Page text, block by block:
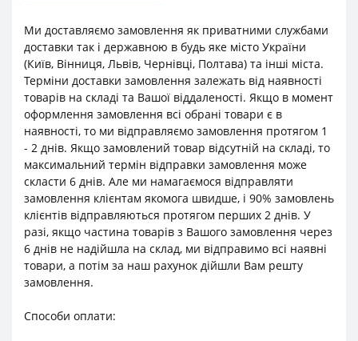
Ми доставляємо замовлення як приватними службами
доставки так і державною в будь яке місто України
(Київ, Вінниця, Львів, Чернівці, Полтава) та інші міста.
Терміни доставки замовлення залежать від наявності
товарів на складі та Вашої віддаленості. Якщо в момент
оформлення замовлення всі обрані товари є в
наявності, то ми відправляємо замовлення протягом 1
- 2 днів. Якщо замовлений товар відсутній на складі, то
максимальний термін відправки замовлення може
скласти 6 днів. Але ми намагаємося відправляти
замовлення клієнтам якомога швидше, і 90% замовлень
клієнтів відправляються протягом перших 2 днів. У
разі, якщо частина товарів з Вашого замовлення через
6 днів не надійшла на склад, ми відправимо всі наявні
товари, а потім за наш рахунок дійшли Вам решту
замовлення.
Способи оплати: